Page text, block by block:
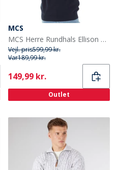
MCS
MCS Herre Rundhals Ellison Striktrøje Mørk Safir
Vejl. pris599,99 kr.
Var189,99 kr.
Current
149,99 kr.
Outlet